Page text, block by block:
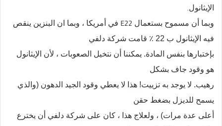
الإيثانول.
وبما أن مسموح بستعمال E22 في أمريكا ، وبما ان البنزين ينقص
فيه الإيثانول ب 22 ٪ قامت شركة دلفي
بإختبارها بنفس المادة. يمكننا أن نتخيل الصعوبات ، لأن الإيثانول
هو وقود جاف بشكل
رهيب. لا يوجد به تزييت! هذا لا يعطي وقود الجيد الدهون (والذي
يسمح للديزل بضغط حقن
أعلى عدة مرات) ، ولعلاج هذا ، كان على شركة دلفي أن يخترع